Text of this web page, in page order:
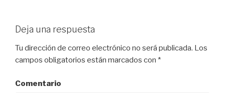
Deja una respuesta
Tu dirección de correo electrónico no será publicada. Los
campos obligatorios están marcados con *
Comentario